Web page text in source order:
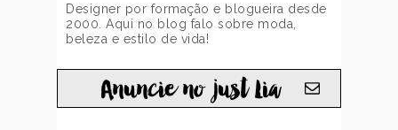
Designer por formação e blogueira desde
2000. Aqui no blog falo sobre moda,
beleza e estilo de vida!
Anuncie no just Lia